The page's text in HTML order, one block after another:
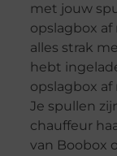
met jouw
opslagbox
alles strak
hebt
opslagbox
Je spullen
chauffeur
van Boobox